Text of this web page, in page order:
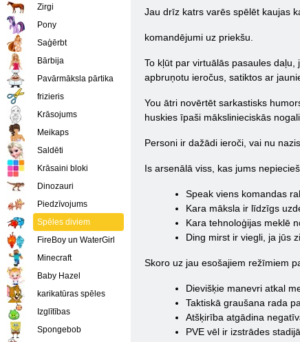
Jau drīz katrs varēs spēlēt kaujas
komandējumi uz priekšu.
To kļūt par virtuālās pasaules
apbruņotu ieročus, satiktos ar
You ātri novērtēt sarkastisks
huskies īpaši mākslinieciskās
Personi ir dažādi ieroči, vai nu
Is arsenālā viss, kas jums
Speak viens komandas
Kara māksla ir līdzīgs
Kara tehnoloģijas meklē
Ding mirst ir viegli, ja jūs
Skoro uz jau esošajiem režīmiem
Dievišķie manevri atkal
Taktiskā graušana rada
Atšķirība atgādina
PVE vēl ir izstrādes stadijā.
Zirgi
Pony
Saģērbt
Bārbija
Pavārmāksla pārtika
frizieris
Krāsojums
Meikaps
Saldēti
Krāsaini bloki
Dinozauri
Piedzīvojums
Spēles diviem
FireBoy un WaterGirl
Minecraft
Baby Hazel
karikatūras spēles
Izglītības
Spongebob